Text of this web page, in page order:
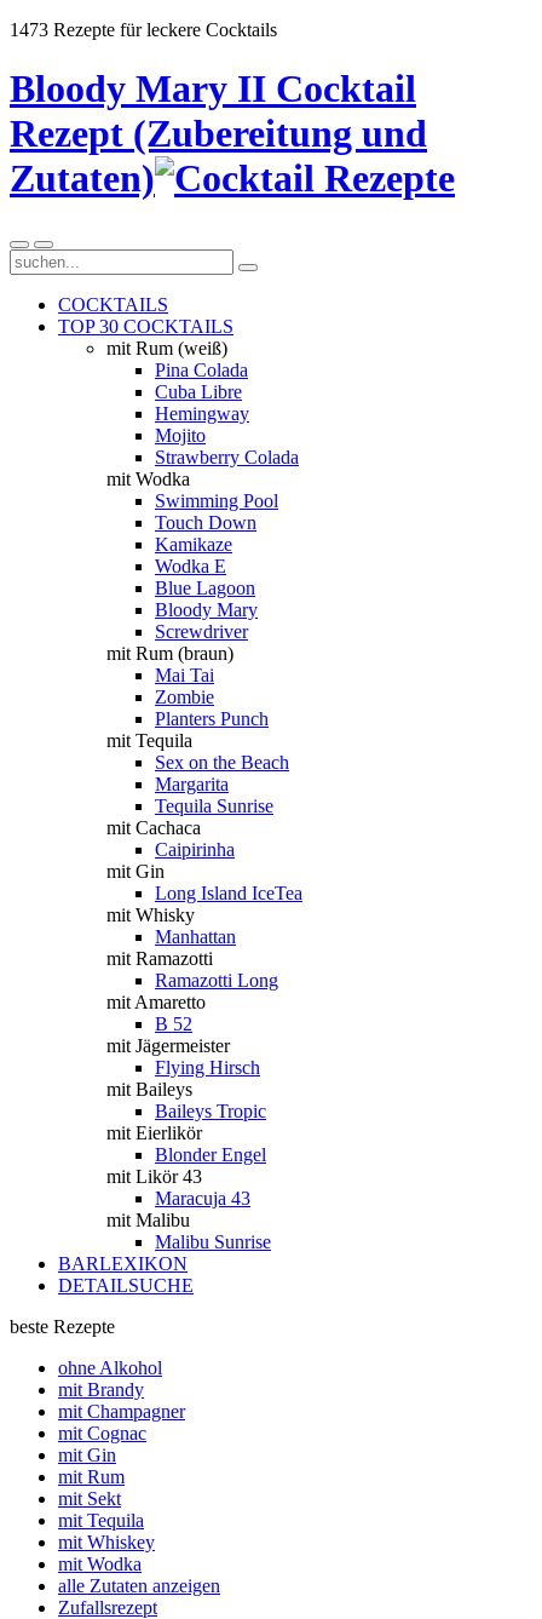
1473 Rezepte für leckere Cocktails
Bloody Mary II Cocktail
Rezept (Zubereitung und
Zutaten)
COCKTAILS
TOP 30 COCKTAILS
mit Rum (weiß)
Pina Colada
Cuba Libre
Hemingway
Mojito
Strawberry Colada
mit Wodka
Swimming Pool
Touch Down
Kamikaze
Wodka E
Blue Lagoon
Bloody Mary
Screwdriver
mit Rum (braun)
Mai Tai
Zombie
Planters Punch
mit Tequila
Sex on the Beach
Margarita
Tequila Sunrise
mit Cachaca
Caipirinha
mit Gin
Long Island IceTea
mit Whisky
Manhattan
mit Ramazotti
Ramazotti Long
mit Amaretto
B 52
mit Jägermeister
Flying Hirsch
mit Baileys
Baileys Tropic
mit Eierlikör
Blonder Engel
mit Likör 43
Maracuja 43
mit Malibu
Malibu Sunrise
BARLEXIKON
DETAILSUCHE
beste Rezepte
ohne Alkohol
mit Brandy
mit Champagner
mit Cognac
mit Gin
mit Rum
mit Sekt
mit Tequila
mit Whiskey
mit Wodka
alle Zutaten anzeigen
Zufallsrezept